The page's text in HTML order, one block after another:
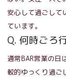
安心して過ごして
ています。
Q. 何時ごろ
通常BAR営業の日
較的ゆっくり過ご